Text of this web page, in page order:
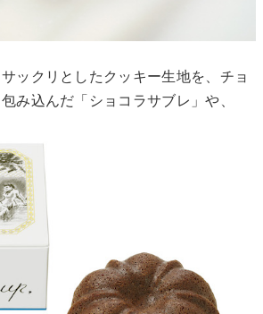
ックリとしたクッキー生地を、チョ
み込んだ「ショコラサブレ」や、